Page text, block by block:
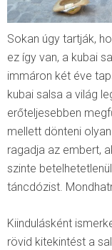
Sokan úgy tartják,
ez így van, a kubai
immáron két éve
kubai salsa a világ
erőteljesebben
mellett dönteni
ragadja az embert,
szinte
táncdózist.
Kiindulásként
rövid kitekintést a